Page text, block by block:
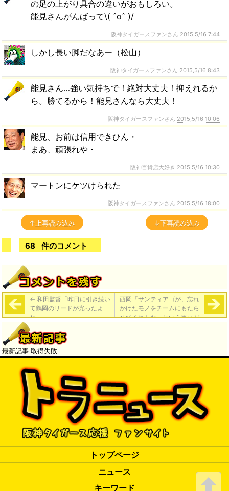
の足の上がり具合の違いがおもしろい。
能見さんがんばって\( ˆoˆ )/
阪神タイガースファンさん 2015,5/16 7:44
しかし長い脚だなあー（松山）
阪神タイガースファンさん 2015,5/16 8:43
能見さん…強い気持ちで！絶対大丈夫！抑えれるか
ら。勝てるから！能見さんなら大丈夫！
阪神タイガースファンさん 2015,5/16 10:06
能見、お前は信用できひん・
まあ、頑張れや・
阪神百貨店大好き 2015,5/16 10:30
マートンにケツけられた
阪神タイガースファンさん 2015,5/16 18:00
↑上再読み込み ↓下再読み込み
68 件のコメント
← 和田監督「昨日に引き続い
て鶴岡のリードが光ったよ
ね」
西岡「サンティアゴが、忘れ
かけたモノをチームにもたら
せてくれたな、という思いが
最新記事 取得失敗
トップページ
ニュース
キーワード